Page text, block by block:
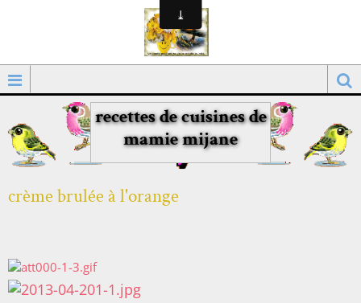
recettes de cuisines de
mamie mijane
crème brulée à l'orange